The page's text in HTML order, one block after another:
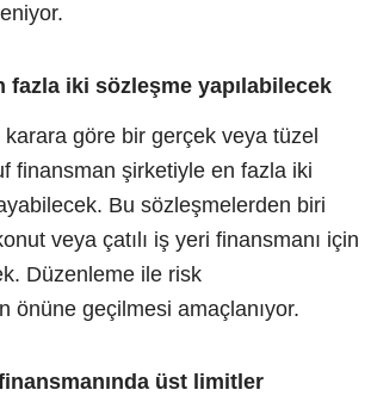
fazla iki sözleşme yapılabilecek
karara göre bir gerçek veya tüzel
finansman şirketiyle en fazla iki
Bu sözleşmelerden biri
veya çatılı iş yeri finansmanı için
Düzenleme ile risk
önüne geçilmesi amaçlanıyor.
üst limitler